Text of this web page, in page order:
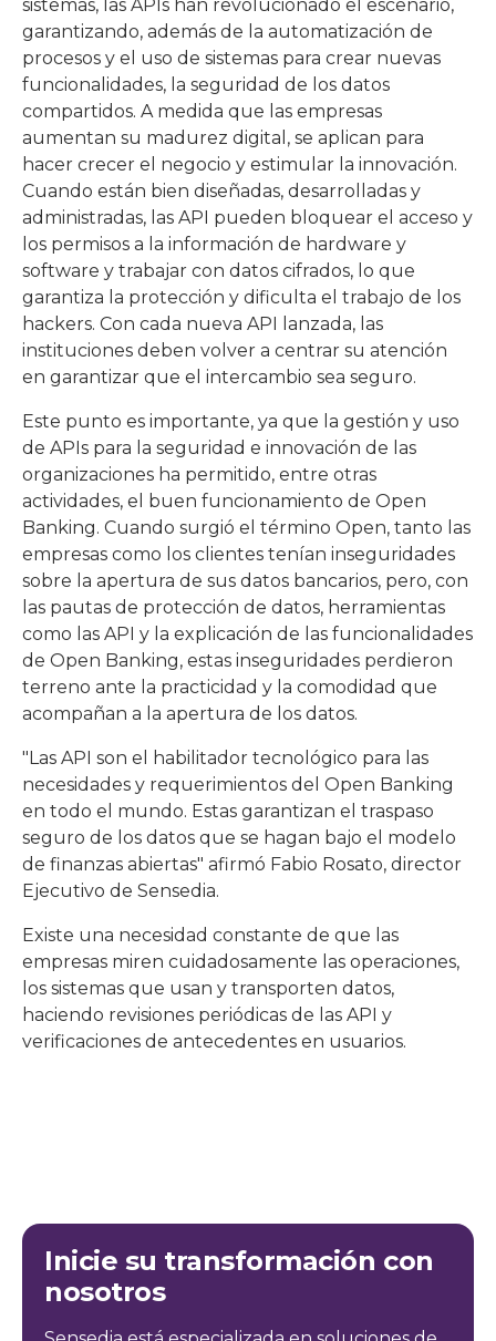
sistemas, las APIs han revolucionado el escenario,
garantizando, además de la automatización de
procesos y el uso de sistemas para crear nuevas
funcionalidades, la seguridad de los datos
compartidos. A medida que las empresas
aumentan su madurez digital, se aplican para
hacer crecer el negocio y estimular la innovación.
Cuando están bien diseñadas, desarrolladas y
administradas, las API pueden bloquear el acceso y
los permisos a la información de hardware y
software y trabajar con datos cifrados, lo que
garantiza la protección y dificulta el trabajo de los
hackers. Con cada nueva API lanzada, las
instituciones deben volver a centrar su atención
en garantizar que el intercambio sea seguro.
Este punto es importante, ya que la gestión y uso
de APIs para la seguridad e innovación de las
organizaciones ha permitido, entre otras
actividades, el buen funcionamiento de Open
Banking. Cuando surgió el término Open, tanto las
empresas como los clientes tenían inseguridades
sobre la apertura de sus datos bancarios, pero, con
las pautas de protección de datos, herramientas
como las API y la explicación de las funcionalidades
de Open Banking, estas inseguridades perdieron
terreno ante la practicidad y la comodidad que
acompañan a la apertura de los datos.
"Las API son el habilitador tecnológico para las
necesidades y requerimientos del Open Banking
en todo el mundo. Estas garantizan el traspaso
seguro de los datos que se hagan bajo el modelo
de finanzas abiertas" afirmó Fabio Rosato, director
Ejecutivo de Sensedia.
Existe una necesidad constante de que las
empresas miren cuidadosamente las operaciones,
los sistemas que usan y transporten datos,
haciendo revisiones periódicas de las API y
verificaciones de antecedentes en usuarios.
Inicie su transformación con
nosotros